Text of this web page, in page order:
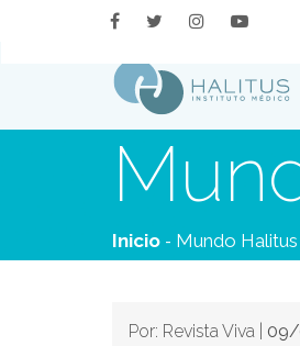
Inicio - Mundo Halitus
Por: Revista Viva |